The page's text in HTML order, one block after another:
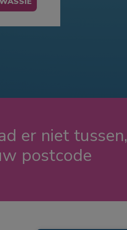
er niet tussen,
postcode